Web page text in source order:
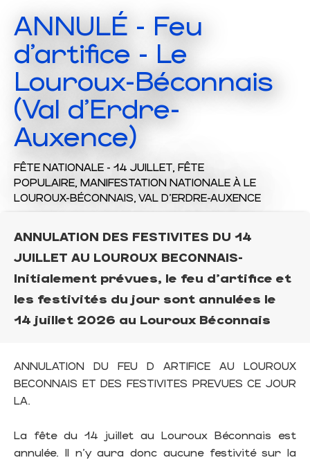
ANNULÉ - Feu
d'artifice - Le
Louroux-Béconnais
(Val d'Erdre-
Auxence)
FÊTE NATIONALE - 14 JUILLET, FÊTE
POPULAIRE, MANIFESTATION NATIONALE À LE
LOUROUX-BÉCONNAIS, VAL D'ERDRE-AUXENCE
ANNULATION DES FESTIVITES DU 14
JUILLET AU LOUROUX BECONNAIS-
Initialement prévues, le feu d'artifice et
les festivités du jour sont annulées le
14 juillet 2026 au Louroux Béconnais
ANNULATION DU FEU D ARTIFICE AU LOUROUX
BECONNAIS ET DES FESTIVITES PREVUES CE JOUR
LA.
La fête du 14 juillet au Louroux Béconnais est
annulée. Il n’y aura donc aucune festivité sur la